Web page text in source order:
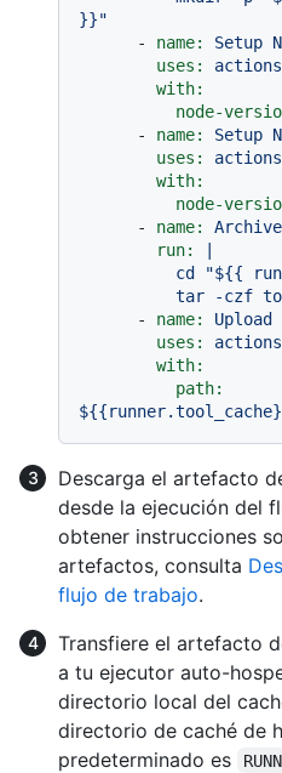
-
name: Setup
uses:
with:
node-
-
name: Setup
uses:
with:
node-
-
name: Archive
run:
|
-
name: Upload
uses:
with:
path:
Descarga el artefacto
desde la ejecución del
obtener instrucciones
artefactos, consulta
flujo de trabajo.
Transfiere el artefacto
a tu ejecutor auto-
directorio local del
directorio de caché de
predeterminado es